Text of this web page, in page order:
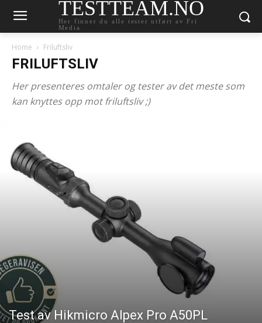
TESTTEAM.NO
Her finner du alle tester utført av Fri
Media
Home Friluftsliv
FRILUFTSLIV
Her presenteres omtaler og tester av det meste som
kan knyttes opp mot friluftsliv ;)
Test av Hikmicro Alpex Pro A50PL